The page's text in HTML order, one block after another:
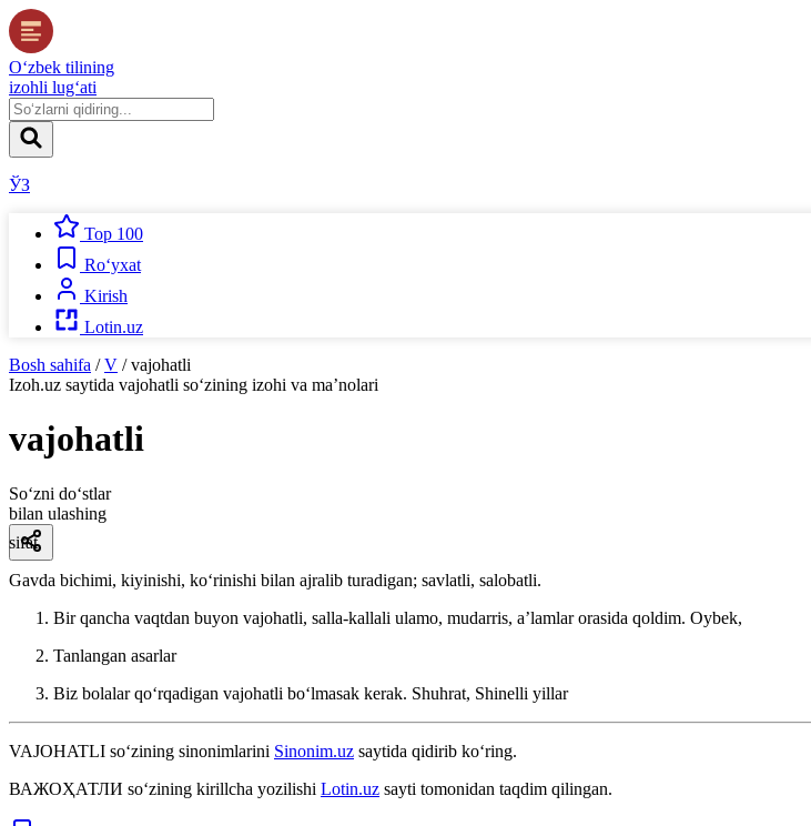
O‘zbek tilining
izohli lug‘ati
ЎЗ
Top 100
Ro‘yxat
Kirish
Lotin.uz
Bosh sahifa / V / vajohatli
Izoh.uz saytida vajohatli so‘zining izohi va ma’nolari
vajohatli
So‘zni do‘stlar
bilan ulashing
sifat
Gavda bichimi, kiyinishi, koʻrinishi bilan ajralib turadigan; savlatli, salobatli.
Bir qancha vaqtdan buyon vajohatli, salla-kallali ulamo, mudarris, aʼlamlar orasida qoldim. Oybek,
Tanlangan asarlar
Biz bolalar qoʻrqadigan vajohatli boʻlmasak kerak. Shuhrat, Shinelli yillar
VAJOHATLI so‘zining sinonimlarini Sinonim.uz saytida qidirib ko‘ring.
ВАЖОҲАТЛИ so‘zining kirillcha yozilishi Lotin.uz sayti tomonidan taqdim qilingan.